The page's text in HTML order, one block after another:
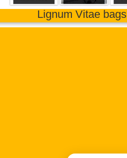
Lignum Vitae bags